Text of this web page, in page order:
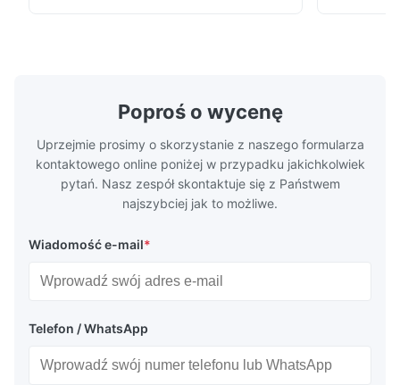
Poproś o wycenę
Uprzejmie prosimy o skorzystanie z naszego formularza
kontaktowego online poniżej w przypadku jakichkolwiek
pytań. Nasz zespół skontaktuje się z Państwem
najszybciej jak to możliwe.
Wiadomość e-mail*
Telefon / WhatsApp